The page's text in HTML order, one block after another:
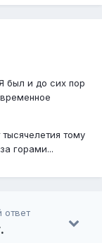
был и до сих пор
тому
горами...
ответ